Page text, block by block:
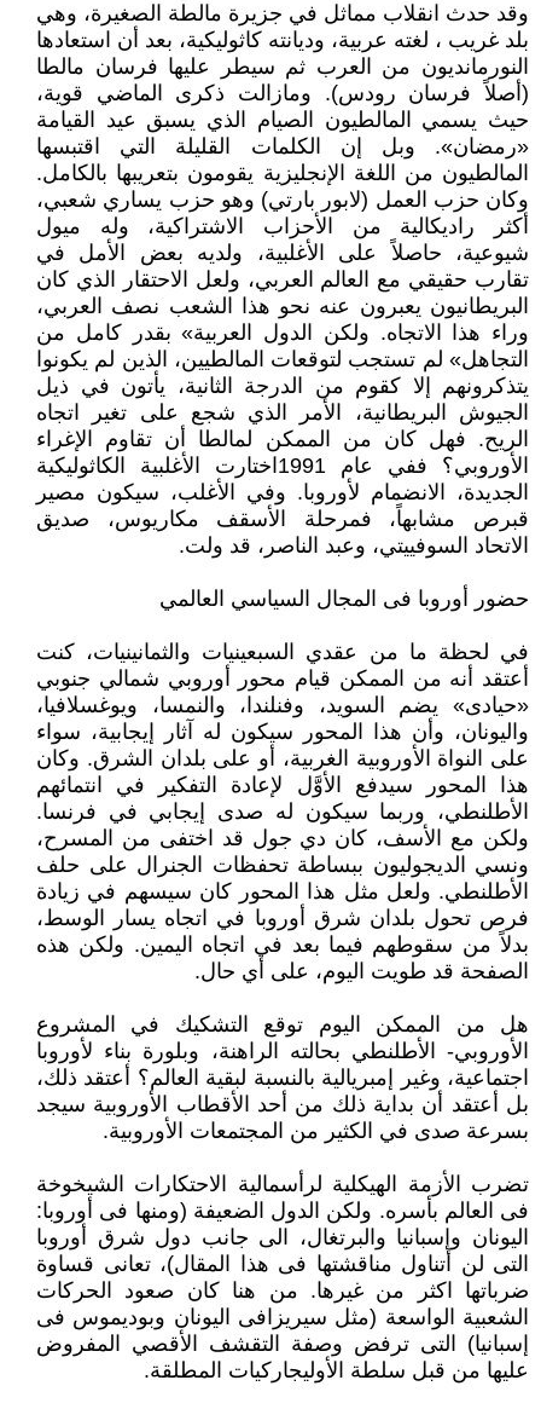
وقد حدث انقلاب مماثل في جزيرة مالطة الصغيرة، وهي
بلد غريب ، لغته عربية، وديانته كاثوليكية، بعد أن استعادها
النورمانديون من العرب ثم سيطر عليها فرسان مالطا
(أصلاً فرسان رودس). ومازالت ذكرى الماضي قوية،
حيث يسمي المالطيون الصيام الذي يسبق عيد القيامة
«رمضان». وبل إن الكلمات القليلة التي اقتبسها
المالطيون من اللغة الإنجليزية يقومون بتعريبها بالكامل.
وكان حزب العمل (لابور بارتي) وهو حزب يساري شعبي،
أكثر راديكالية من الأحزاب الاشتراكية، وله ميول
شيوعية، حاصلاً على الأغلبية، ولديه بعض الأمل في
تقارب حقيقي مع العالم العربي، ولعل الاحتقار الذي كان
البريطانيون يعبرون عنه نحو هذا الشعب نصف العربي،
وراء هذا الاتجاه. ولكن الدول العربية» بقدر كامل من
التجاهل» لم تستجب لتوقعات المالطيين، الذين لم يكونوا
يتذكرونهم إلا كقوم من الدرجة الثانية، يأتون في ذيل
الجيوش البريطانية، الأمر الذي شجع على تغير اتجاه
الريح. فهل كان من الممكن لمالطا أن تقاوم الإغراء
الأوروبي؟ ففي عام 1991اختارت الأغلبية الكاثوليكية
الجديدة، الانضمام لأوروبا. وفي الأغلب، سيكون مصير
قبرص مشابهاً، فمرحلة الأسقف مكاريوس، صديق
الاتحاد السوفييتي، وعبد الناصر، قد ولت.
حضور أوروبا فى المجال السياسي العالمي
في لحظة ما من عقدي السبعينيات والثمانينيات، كنت
أعتقد أنه من الممكن قيام محور أوروبي شمالي جنوبي
«حيادى» يضم السويد، وفنلندا، والنمسا، ويوغسلافيا،
واليونان، وأن هذا المحور سيكون له آثار إيجابية، سواء
على النواة الأوروبية الغربية، أو على بلدان الشرق. وكان
هذا المحور سيدفع الأوَّل لإعادة التفكير في انتمائهم
الأطلنطي، وربما سيكون له صدى إيجابي في فرنسا.
ولكن مع الأسف، كان دي جول قد اختفى من المسرح،
ونسي الديجوليون ببساطة تحفظات الجنرال على حلف
الأطلنطي. ولعل مثل هذا المحور كان سيسهم في زيادة
فرص تحول بلدان شرق أوروبا في اتجاه يسار الوسط،
بدلاً من سقوطهم فيما بعد في اتجاه اليمين. ولكن هذه
الصفحة قد طويت اليوم، على أي حال.
هل من الممكن اليوم توقع التشكيك في المشروع
الأوروبي- الأطلنطي بحالته الراهنة، وبلورة بناء لأوروبا
اجتماعية، وغير إمبريالية بالنسبة لبقية العالم؟ أعتقد ذلك،
بل أعتقد أن بداية ذلك من أحد الأقطاب الأوروبية سيجد
بسرعة صدى في الكثير من المجتمعات الأوروبية.
تضرب الأزمة الهيكلية لرأسمالية الاحتكارات الشيخوخة
فى العالم بأسره. ولكن الدول الضعيفة (ومنها فى أوروبا:
اليونان وإسبانيا والبرتغال، الى جانب دول شرق أوروبا
التى لن أتناول مناقشتها فى هذا المقال)، تعانى قساوة
ضرباتها اكثر من غيرها. من هنا كان صعود الحركات
الشعبية الواسعة (مثل سيريزافى اليونان وبوديموس فى
إسبانيا) التى ترفض وصفة التقشف الأقصي المفروض
عليها من قبل سلطة الأوليجاركيات المطلقة.